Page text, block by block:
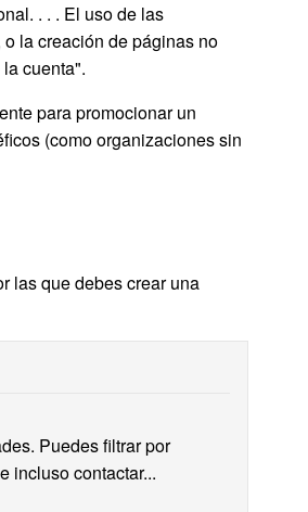
. . . El uso de las
la creación de páginas no
cuenta".
para promocionar un
(como organizaciones sin
las que debes crear una
Puedes filtrar por
incluso contactar...